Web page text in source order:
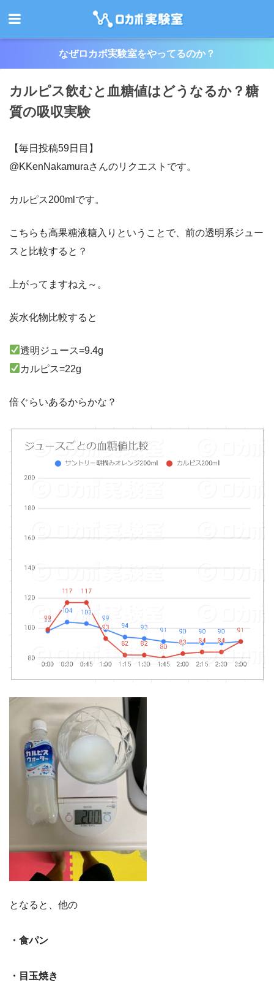
なぜロカボ実験室をやってるのか？
カルピス飲むと血糖値はどうなるか？糖
質の吸収実験
【毎日投稿59日目】
@KKenNakamuraさんのリクエストです。
カルピス200mlです。
こちらも高果糖液糖入りということで、前の透明系ジュー
スと比較すると？
上がってますねえ～。
炭水化物比較すると
透明ジュース=9.4g
カルピス=22g
倍ぐらいあるからかな？
となると、他の
・食パン
・目玉焼き